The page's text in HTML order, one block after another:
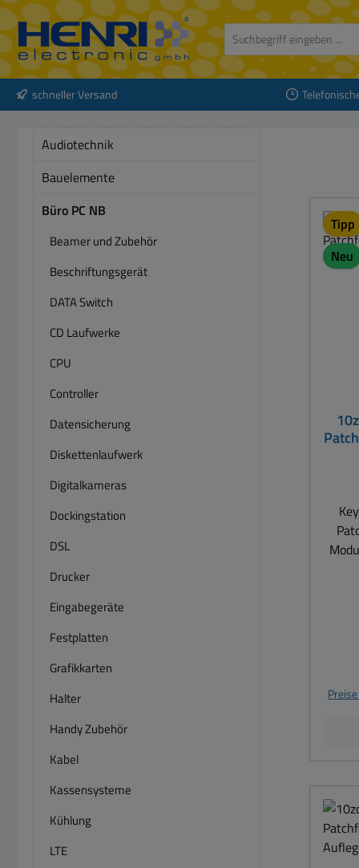
Hauptinhalt springen
Zur Suche springen
Zur Hauptnavigation springen
schneller Versand
Audiotechnik
Bauelemente
Büro PC NB
Beamer und Zubehör
Beschriftungsgerät
DATA Switch
CD Laufwerke
CPU
Controller
Datensicherung
Diskettenlaufwerk
Digitalkameras
Dockingstation
DSL
Drucker
Eingabegeräte
Festplatten
Grafikkarten
Halter
Handy Zubehör
Kabel
Kassensysteme
Kühlung
LTE
Tipp
Neu
Modul ( unbestückt ohne